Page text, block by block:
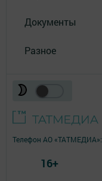
Документы
Разное
Телефон АО «ТАТМЕДИА»:
16+